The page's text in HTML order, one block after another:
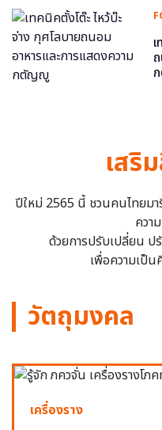
เสริ
ปีใหม่ 2565 นี้ ชวนคนไทยม
ควา
ด้วยการปรับเปลี่ยน ป
เพื่อความเป็
วัตถุมงคล
เครื่องราง